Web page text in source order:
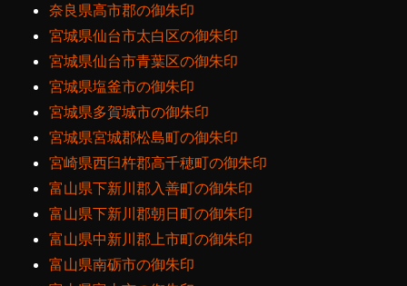
奈良県高市郡の御朱印
宮城県仙台市太白区の御朱印
宮城県仙台市青葉区の御朱印
宮城県塩釜市の御朱印
宮城県多賀城市の御朱印
宮城県宮城郡松島町の御朱印
宮崎県西臼杵郡高千穂町の御朱印
富山県下新川郡入善町の御朱印
富山県下新川郡朝日町の御朱印
富山県中新川郡上市町の御朱印
富山県南砺市の御朱印